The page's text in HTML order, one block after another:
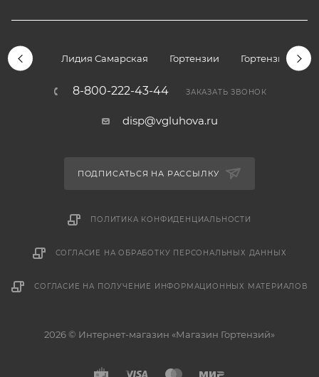
Лидия Самарская Гортензии Гортензии
8-800-222-43-44 ЗАКАЗАТЬ ЗВОНОК
disp@vgluhova.ru
ПОДПИСАТЬСЯ НА РАССЫЛКУ
ПОЛИТИКА КОНФИДЕНЦИАЛЬНОСТИ
СОГЛАСИЕ НА ОБРАБОТКУ ПЕРСОНАЛЬНЫХ ДАННЫХ
СОГЛАСИЕ НА ПОЛУЧЕНИЕ ИНФОРМАЦИОННЫХ МАТЕРИАЛОВ
2026 © Интернет-магазин «Магазин Гортензий»